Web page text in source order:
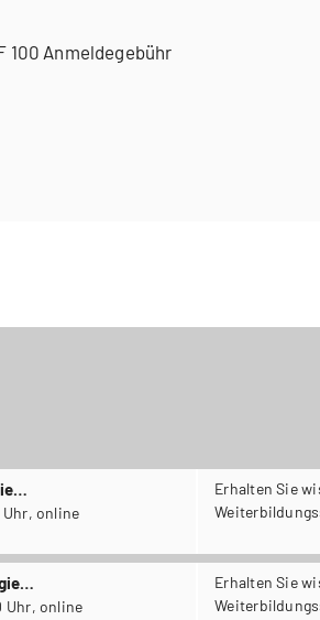
100 Anmeldegebühr
13.08.2026 12:00 - 13:00 Uhr, online
Erhalten Sie
25.08.2026 12:00 - 13:00 Uhr, online
Erhalten Sie